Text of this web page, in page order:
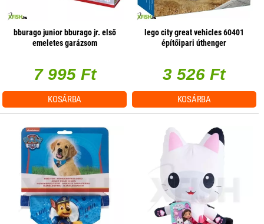
bburago junior bburago jr. első
emeletes garázsom
7 995 Ft
KOSÁRBA
lego city great vehicles 60401
építőipari úthenger
3 526 Ft
KOSÁRBA